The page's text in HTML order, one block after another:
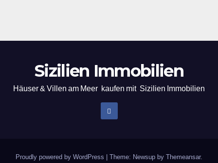
Sizilien Immobilien
Häuser & Villen am Meer kaufen mit Sizilien Immobilien
Proudly powered by WordPress Theme: Newsup by Themeansar.